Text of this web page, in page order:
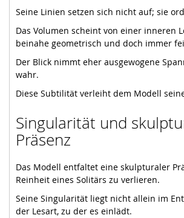
Seine Linien setzen sich nicht auf; sie
Das Volumen scheint von einer inneren
beinahe geometrisch und doch immer
Der Blick nimmt eher ausgewogene
wahr.
Diese Subtilität verleiht dem Modell
Singularität und
Präsenz
Das Modell entfaltet eine skulpturaler
Reinheit eines Solitärs zu verlieren.
Seine Singularität liegt nicht allein im
der Lesart, zu der es einlädt.